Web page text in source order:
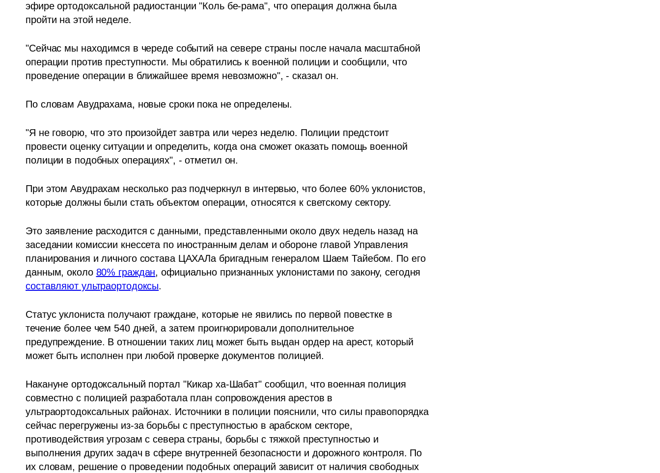
эфире ортодоксальной радиостанции "Коль бе-рама", что операция должна была
пройти на этой неделе.
"Сейчас мы находимся в череде событий на севере страны после начала масштабной
операции против преступности. Мы обратились к военной полиции и сообщили, что
проведение операции в ближайшее время невозможно", - сказал он.
По словам Авудрахама, новые сроки пока не определены.
"Я не говорю, что это произойдет завтра или через неделю. Полиции предстоит
провести оценку ситуации и определить, когда она сможет оказать помощь военной
полиции в подобных операциях", - отметил он.
При этом Авудрахам несколько раз подчеркнул в интервью, что более 60% уклонистов,
которые должны были стать объектом операции, относятся к светскому сектору.
Это заявление расходится с данными, представленными около двух недель назад на
заседании комиссии кнессета по иностранным делам и обороне главой Управления
планирования и личного состава ЦАХАЛа бригадным генералом Шаем Тайебом. По его
данным, около 80% граждан
составляют ультраортодоксы.
Статус уклониста получают граждане, которые не явились по первой повестке в
течение более чем 540 дней, а затем проигнорировали дополнительное
предупреждение. В отношении таких лиц может быть выдан ордер на арест, который
может быть исполнен при любой проверке документов полицией.
Накануне ортодоксальный портал "Кикар ха-Шабат" сообщил, что военная полиция
совместно с полицией разработала план сопровождения арестов в
ультраортодоксальных районах. Источники в полиции пояснили, что силы правопорядка
сейчас перегружены из-за борьбы с преступностью в арабском секторе,
противодействия угрозам с севера страны, борьбы с тяжкой преступностью и
выполнения других задач в сфере внутренней безопасности и дорожного контроля. По
их словам, решение о проведении подобных операций зависит от наличия свободных